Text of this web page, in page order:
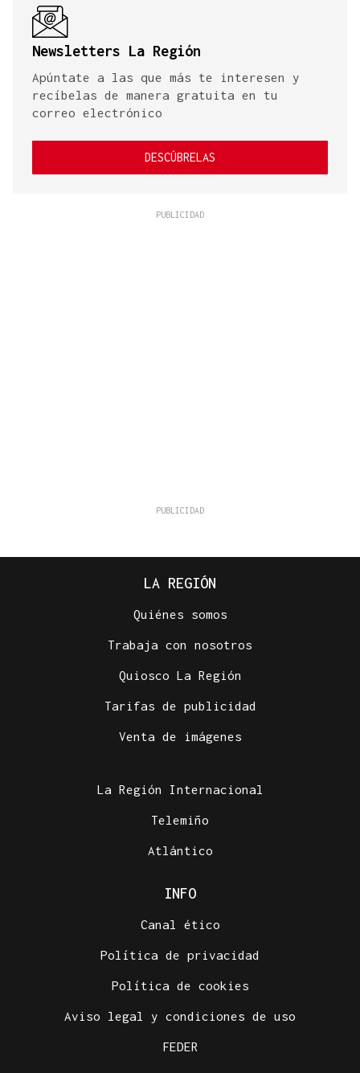
Newsletters La Región
Apúntate a las que más te interesen y
recíbelas de manera gratuita en tu
correo electrónico
DESCÚBRELAS
LA REGIÓN
Quiénes somos
Trabaja con nosotros
Quiosco La Región
Tarifas de publicidad
Venta de imágenes
La Región Internacional
Telemiño
Atlántico
INFO
Canal ético
Política de privacidad
Política de cookies
Aviso legal y condiciones de uso
FEDER